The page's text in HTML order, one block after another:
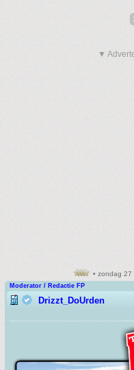
▼
• zondag 27
Moderator / Redactie FP
Drizzt_DoUrden